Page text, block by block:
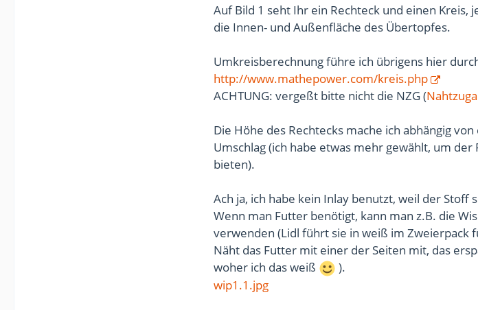
Auf Bild 1 seht Ihr ein Rechteck und einen Kreis,
die Innen- und Außenfläche des Übertopfes.
Umkreisberechnung führe ich übrigens hier
http://www.mathepower.com/kreis.php
ACHTUNG: vergeßt bitte nicht die NZG (
Die Höhe des Rechtecks mache ich abhängig
Umschlag (ich habe etwas mehr gewählt, um
bieten).
Ach ja, ich habe kein Inlay benutzt, weil der Stoff
Wenn man Futter benötigt, kann man z.B. die
verwenden (Lidl führt sie in weiß im Zweierpack
Näht das Futter mit einer der Seiten mit, das
woher ich das weiß
).
wip1.1.jpg